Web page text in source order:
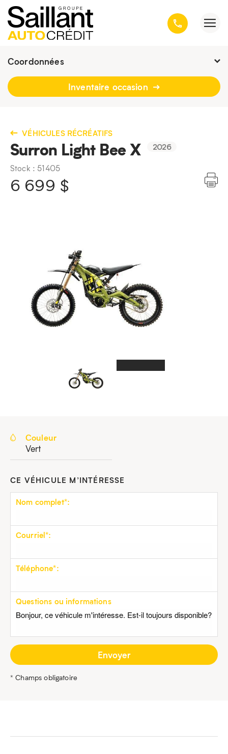
Coordonnées
Présentement ouvert jusqu'à 19h
418 659-6431
Inventaire occasion
VÉHICULES RÉCRÉATIFS
Surron Light Bee X 2026
Stock : 51405
6 699 $
Couleur
Vert
CE VÉHICULE M’INTÉRESSE
Nom complet*:
Courriel*:
Téléphone*:
Questions ou informations
* Champs obligatoire